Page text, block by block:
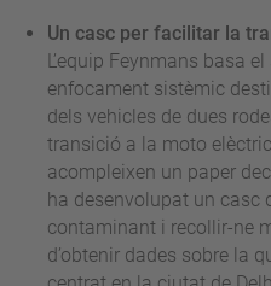
Un casc per facilitar la
L’equip Feynmans basa
enfocament sistèmic
dels vehicles de dues
transició a la moto
acompleixen un paper
ha desenvolupat un casc
contaminant i recollir-ne
d’obtenir dades sobre la